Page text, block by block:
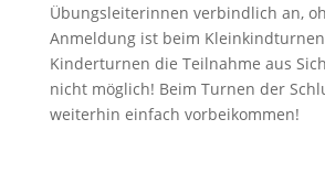
Übungsleiterinnen verbindlich an,
Anmeldung ist beim
Kinderturnen die Teilnahme aus
nicht möglich! Beim Turnen der
weiterhin einfach vorbeikommen!